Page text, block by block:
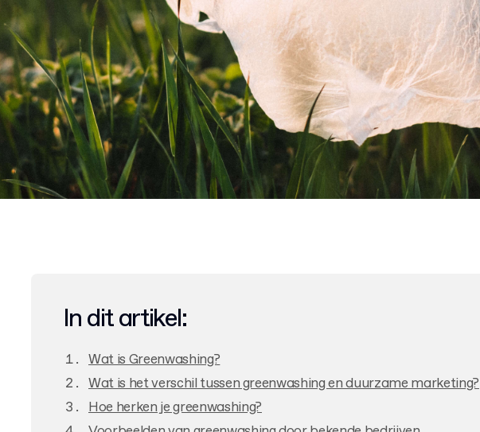
In dit artikel:
Wat is Greenwashing?
Wat is het verschil tussen greenwashing en duurzame marketing?
Hoe herken je greenwashing?